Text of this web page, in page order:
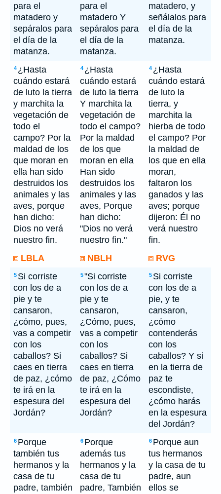
para el
matadero y
sepáralos para
el día de la
matanza.
para el
matadero Y
sepáralos para
el día de la
matanza.
matadero, y
señálalos para
el día de la
matanza.
4 ¿Hasta
cuándo estará
de luto la tierra
y marchita la
vegetación de
todo el
campo? Por la
maldad de los
que moran en
ella han sido
destruidos los
animales y las
aves, porque
han dicho:
Dios no verá
nuestro fin.
4 ¿Hasta
cuándo estará
de luto la tierra
Y marchita la
vegetación de
todo el campo?
Por la maldad
de los que
moran en ella
Han sido
destruidos los
animales y las
aves, Porque
han dicho:
"Dios no verá
nuestro fin."
4 ¿Hasta
cuándo estará
de luto la
tierra, y
marchita la
hierba de todo
el campo? Por
la maldad de
los que en ella
moran,
faltaron los
ganados y las
aves; porque
dijeron: Él no
verá nuestro
fin.
LBLA
NBLH RVG
5 Si corriste
con los de a
pie y te
cansaron,
¿cómo, pues,
vas a competir
con los
caballos? Si
caes en tierra
de paz, ¿cómo
te irá en la
espesura del
Jordán?
5"Si corriste
con los de a
pie y te
cansaron,
¿Cómo, pues,
vas a competir
con los
caballos? Si
caes en tierra
de paz, ¿Cómo
te irá en la
espesura del
Jordán?
5 Si corriste
con los de a
pie, y te
cansaron,
¿cómo
contenderás
con los
caballos? Y si
en la tierra de
paz te
escondiste,
¿cómo harás
en la espesura
del Jordán?
6 Porque
también tus
hermanos y la
casa de tu
padre, también
6 Porque
además tus
hermanos y la
casa de tu
padre, También
6 Porque aun
tus hermanos
y la casa de tu
padre, aun
ellos se